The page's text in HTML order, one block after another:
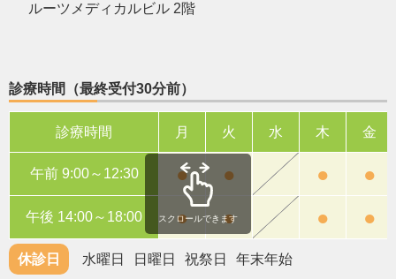
ルーツメディカルビル 2階
診療時間（最終受付30分前）
診療時間 月 火 水 木 金
午前 9:00～12:30 ● ● ● ●
午後 14:00～18:00 ● ● ● ●
スクロールできます
休診日 水曜日 日曜日 祝祭日 年末年始